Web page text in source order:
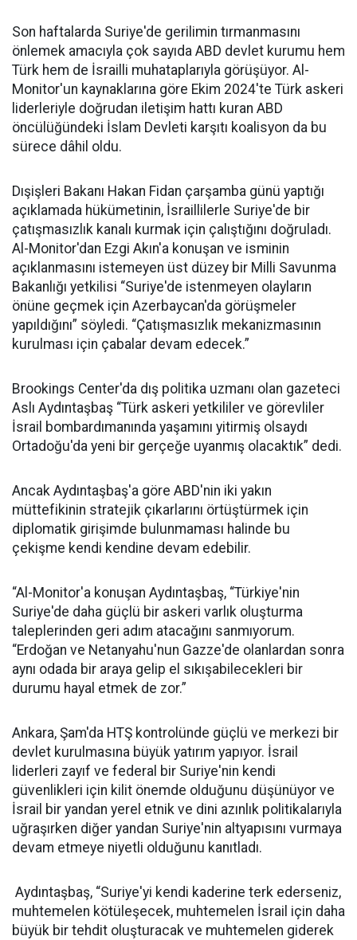
Son haftalarda Suriye'de gerilimin tırmanmasını
önlemek amacıyla çok sayıda ABD devlet kurumu hem
Türk hem de İsrailli muhataplarıyla görüşüyor. Al-
Monitor'un kaynaklarına göre Ekim 2024'te Türk askeri
liderleriyle doğrudan iletişim hattı kuran ABD
öncülüğündeki İslam Devleti karşıtı koalisyon da bu
sürece dâhil oldu.
Dışişleri Bakanı Hakan Fidan çarşamba günü yaptığı
açıklamada hükümetinin, İsraillilerle Suriye'de bir
çatışmasızlık kanalı kurmak için çalıştığını doğruladı.
Al-Monitor'dan Ezgi Akın'a konuşan ve isminin
açıklanmasını istemeyen üst düzey bir Milli Savunma
Bakanlığı yetkilisi “Suriye'de istenmeyen olayların
önüne geçmek için Azerbaycan'da görüşmeler
yapıldığını” söyledi. “Çatışmasızlık mekanizmasının
kurulması için çabalar devam edecek.”
Brookings Center'da dış politika uzmanı olan gazeteci
Aslı Aydıntaşbaş “Türk askeri yetkililer ve görevliler
İsrail bombardımanında yaşamını yitirmiş olsaydı
Ortadoğu'da yeni bir gerçeğe uyanmış olacaktık” dedi.
Ancak Aydıntaşbaş'a göre ABD'nin iki yakın
müttefikinin stratejik çıkarlarını örtüştürmek için
diplomatik girişimde bulunmaması halinde bu
çekişme kendi kendine devam edebilir.
“Al-Monitor'a konuşan Aydıntaşbaş, “Türkiye'nin
Suriye'de daha güçlü bir askeri varlık oluşturma
taleplerinden geri adım atacağını sanmıyorum.
“Erdoğan ve Netanyahu'nun Gazze'de olanlardan sonra
aynı odada bir araya gelip el sıkışabilecekleri bir
durumu hayal etmek de zor.”
Ankara, Şam'da HTŞ kontrolünde güçlü ve merkezi bir
devlet kurulmasına büyük yatırım yapıyor. İsrail
liderleri zayıf ve federal bir Suriye'nin kendi
güvenlikleri için kilit önemde olduğunu düşünüyor ve
İsrail bir yandan yerel etnik ve dini azınlık politikalarıyla
uğraşırken diğer yandan Suriye'nin altyapısını vurmaya
devam etmeye niyetli olduğunu kanıtladı.
Aydıntaşbaş, “Suriye'yi kendi kaderine terk ederseniz,
muhtemelen kötüleşecek, muhtemelen İsrail için daha
büyük bir tehdit oluşturacak ve muhtemelen giderek